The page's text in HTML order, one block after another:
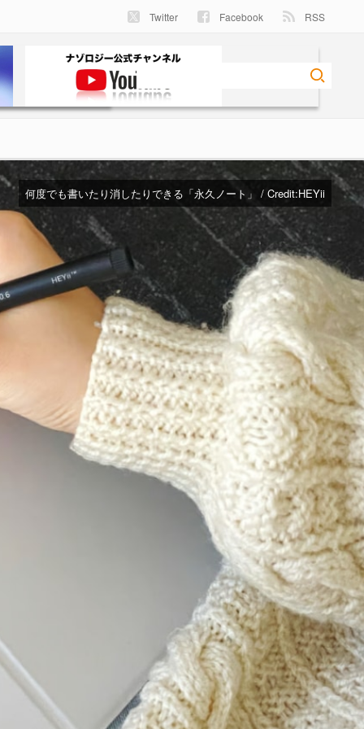
Twitter Facebook RSS
何度でも書いたり消したりできる「永久ノート」 / Credit:HEYii